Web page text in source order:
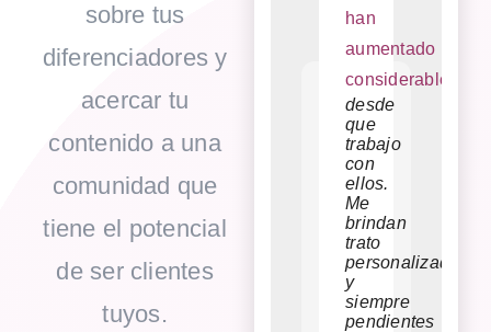
sobre tus
diferenciadores y
acercar tu
contenido a una
comunidad que
tiene el potencial
de ser clientes
tuyos.
han
aumentado
desde
que
trabajo
con
ellos.
Me
brindan
trato
personalizado
y
siempre
pendientes
semana,
hoy
tengo
10
consultas
al
día
En
6
meses
dupliqué
mis
pacientes
de
primera
vez
y
tengo
25
cirugías
al
mes
mes,
seguimiento
cada
mensaje
o
llamada
que
hemos
hecho
por
dudas
o
comentarios.
Las
estrategias